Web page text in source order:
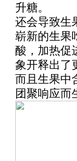
升糖。
还会导致生
崭新的生果
酸，加热促
象开释出了
而且生果中
团聚响应而